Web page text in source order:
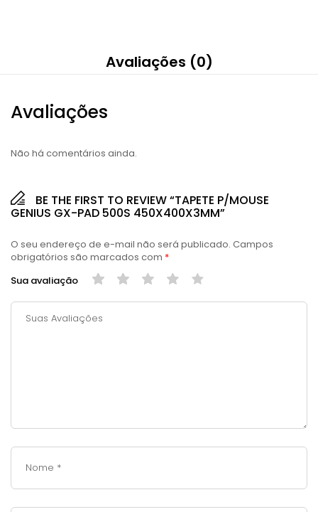
Avaliações (0)
Avaliações
Não há comentários ainda.
BE THE FIRST TO REVIEW “TAPETE P/MOUSE
GENIUS GX-PAD 500S 450X400X3MM”
O seu endereço de e-mail não será publicado. Campos
obrigatórios são marcados com *
Sua avaliação